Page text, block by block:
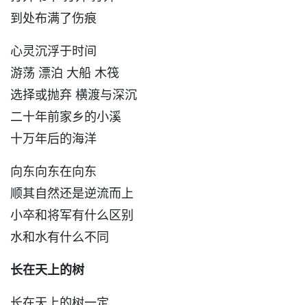
到处布满了伤痕
心灵沉浮于时间
游荡 漂泊 大船 木筏
选择或抛弃 横渡与深沉
二十年前家乡的小溪
十万年后的海洋
向东向东在向东
顺其自然还是逆流而上
小卒和将军有什么区别
水和水有什么不同
长在天上的树